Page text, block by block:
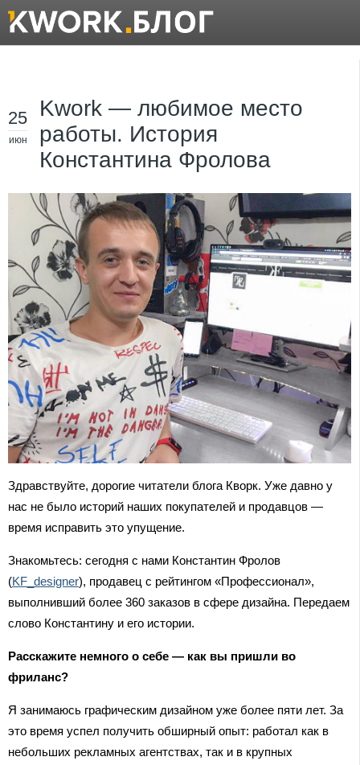
25
июн
Kwork — любимое место
работы. История
Константина Фролова
Здравствуйте, дорогие читатели блога Кворк. Уже давно у
нас не было историй наших покупателей и продавцов —
время исправить это упущение.
Знакомьтесь: сегодня с нами Константин Фролов
(KF_designer), продавец с рейтингом «Профессионал»,
выполнивший более 360 заказов в сфере дизайна. Передаем
слово Константину и его истории.
Расскажите немного о себе — как вы пришли во
фриланс?
Я занимаюсь графическим дизайном уже более пяти лет. За
это время успел получить обширный опыт: работал как в
небольших рекламных агентствах, так и в крупных